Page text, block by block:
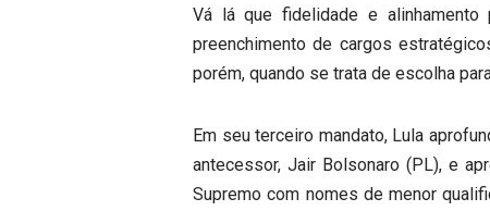
Vá lá que fidelidade e
preenchimento de cargos
porém, quando se trata de escolha
Em seu terceiro mandato, Lula
antecessor, Jair Bolsonaro (PL), e
Supremo com nomes de menor